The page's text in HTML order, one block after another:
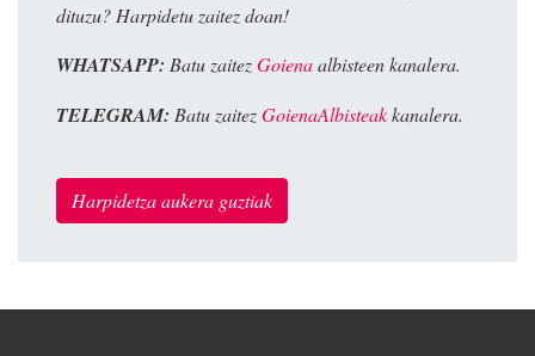
dituzu? Harpidetu zaitez doan!
WHATSAPP: Batu zaitezGoienaalbisteen kanalera.
TELEGRAM: Batu zaitezGoienaAlbisteakkanalera.
Harpidetza aukera guztiak